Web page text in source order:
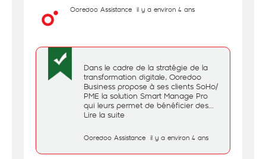
Ooredoo Assistance il y a environ 4 ans
Dans le cadre de la stratégie de la
transformation digitale, Ooredoo
Business propose à ses clients SoHo/
PME la solution Smart Manage Pro
qui leurs permet de bénéficier des...
Lire la suite
Ooredoo Assistance il y a environ 4 ans